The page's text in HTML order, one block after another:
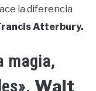
la diferencia
Atterbury.
magia,
Walt